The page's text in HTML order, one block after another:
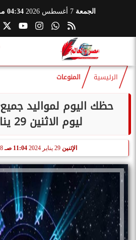
الجمعة 7 أغسطس 2026 04:34 مـ
الرئيسية المنوعات
حظك اليوم لمواليد جميع
ليوم الاثنين 29 يناير 2024
الإثنين 11:04 صـ 18